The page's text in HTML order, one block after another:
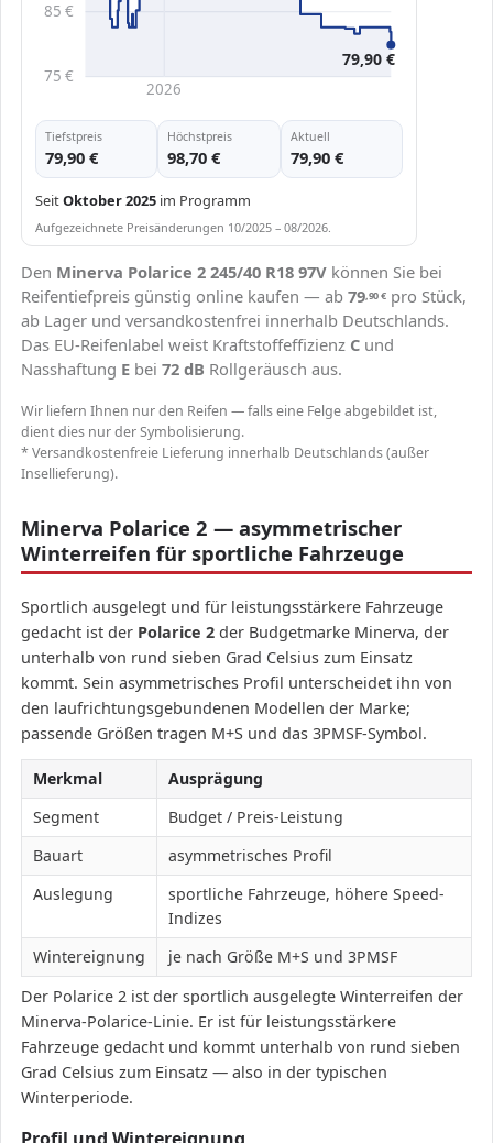
75 €
85 €
2026
79,90 €
Tiefstpreis
79,90 €
Höchstpreis
98,70 €
Aktuell
79,90 €
SeitOktober 2025 im Programm
Aufgezeichnete Preisänderungen 10/2025 – 08/2026.
Den Minerva Polarice 2 245/40 R18 97V können Sie bei
Reifentiefpreis günstig online kaufen — ab 79,90€ pro Stück,
ab Lager und versandkostenfrei innerhalb Deutschlands.
Das EU-Reifenlabel weist Kraftstoffeffizienz C und
Nasshaftung E bei 72 dB Rollgeräusch aus.
Wir liefern Ihnen nur den Reifen — falls eine Felge abgebildet ist,
dient dies nur der Symbolisierung.
* Versandkostenfreie Lieferung innerhalb Deutschlands (außer
Insellieferung).
Minerva Polarice 2 — asymmetrischer
Winterreifen für sportliche Fahrzeuge
Sportlich ausgelegt und für leistungsstärkere Fahrzeuge
gedacht ist der Polarice 2 der Budgetmarke Minerva, der
unterhalb von rund sieben Grad Celsius zum Einsatz
kommt. Sein asymmetrisches Profil unterscheidet ihn von
den laufrichtungsgebundenen Modellen der Marke;
passende Größen tragen M+S und das 3PMSF-Symbol.
Merkmal
Ausprägung
Segment
Budget / Preis-Leistung
Bauart
asymmetrisches Profil
Auslegung
sportliche Fahrzeuge, höhere Speed-
Indizes
Wintereignung
je nach Größe M+S und 3PMSF
Der Polarice 2 ist der sportlich ausgelegte Winterreifen der
Minerva-Polarice-Linie. Er ist für leistungsstärkere
Fahrzeuge gedacht und kommt unterhalb von rund sieben
Grad Celsius zum Einsatz — also in der typischen
Winterperiode.